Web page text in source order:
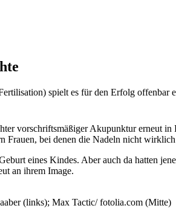
spielt es für den Erfolg
vorschriftsmäßiger Akupunktur erneut in
Frauen, bei denen die Nadeln nicht
eines Kindes. Aber auch da hatten
an ihrem Image.
(links); Max Tactic/ fotolia.com (Mitte)